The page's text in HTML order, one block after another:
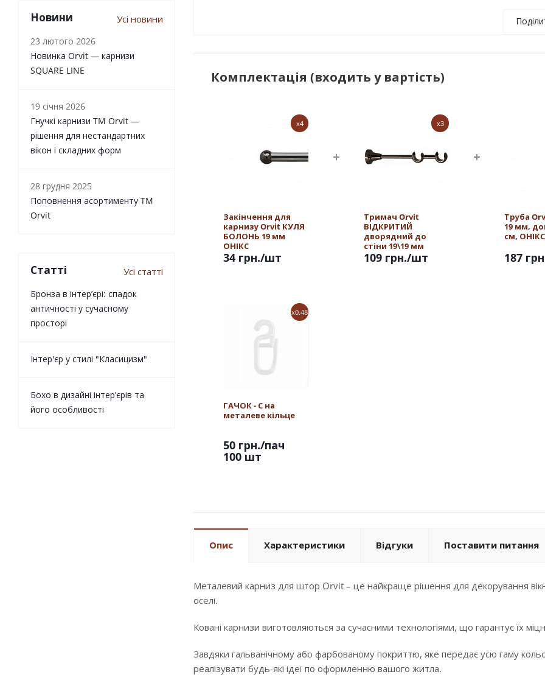
Комплектація (входить у вартість)
x4
Закінчення для
карнизу Orvit КУЛЯ
БОЛОНЬ 19 мм
ОНІКС
34 грн./шт
x3
Тримач Orvit
ВІДКРИТИЙ
дворядний до
стіни 19\19 мм
ОНІКС
109 грн./шт
Труба
19 мм,
см, ОНІКС
187
x0.48
ГАЧОК - С на
металеве кільце
50 грн./пач
100 шт
Опис Характеристики Відгуки Поставити питання
Металевий карниз для штор Orvit – це найкраще рішення для декорування
оселі.
Ковані карнизи виготовляються за сучасними технологіями, що гарантує їх
Завдяки гальванічному або фарбованому покриттю, яке передає усю гаму
реалізувати будь-які ідеї по оформленню вашого житла.
Новини Усі новини
23 лютого 2026
Новинка Orvit — карнизи
SQUARE LINE
19 січня 2026
Гнучкі карнизи TM Orvit —
рішення для нестандартних
вікон і складних форм
28 грудня 2025
Поповнення асортименту TM
Orvit
Статті Усі статті
Бронза в інтер’єрі: спадок
античності у сучасному
просторі
Інтер'єр у стилі "Класицизм"
Бохо в дизайні інтер’єрів та
його особливості